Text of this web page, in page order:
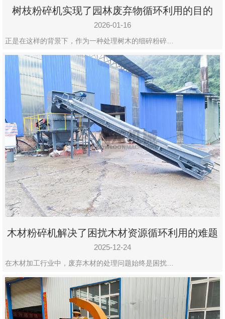
树枝粉碎机实现了园林废弃物循环利用的目的
2026-01-16
正是在这样的背景下，作为一种处理树木的细碎粉碎…
木材粉碎机解决了困扰木材资源循环利用的难题
2025-12-24
在木材加工行业中，废弃木材的处理问题始终是困扰…